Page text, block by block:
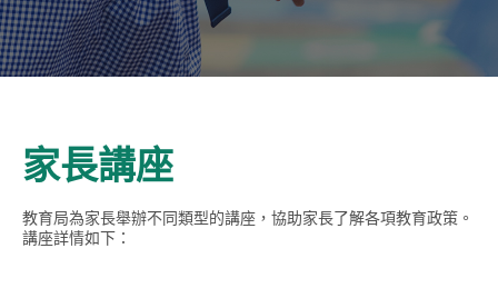
家長講座
教育局為家長舉辦不同類型的講座，協助家長了解各項教育政策。
講座詳情如下：